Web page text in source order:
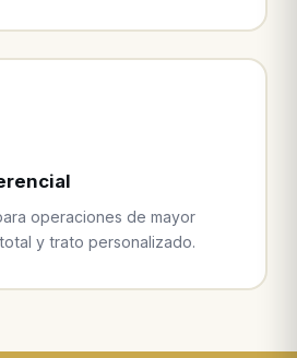
operaciones de mayor
y trato personalizado.